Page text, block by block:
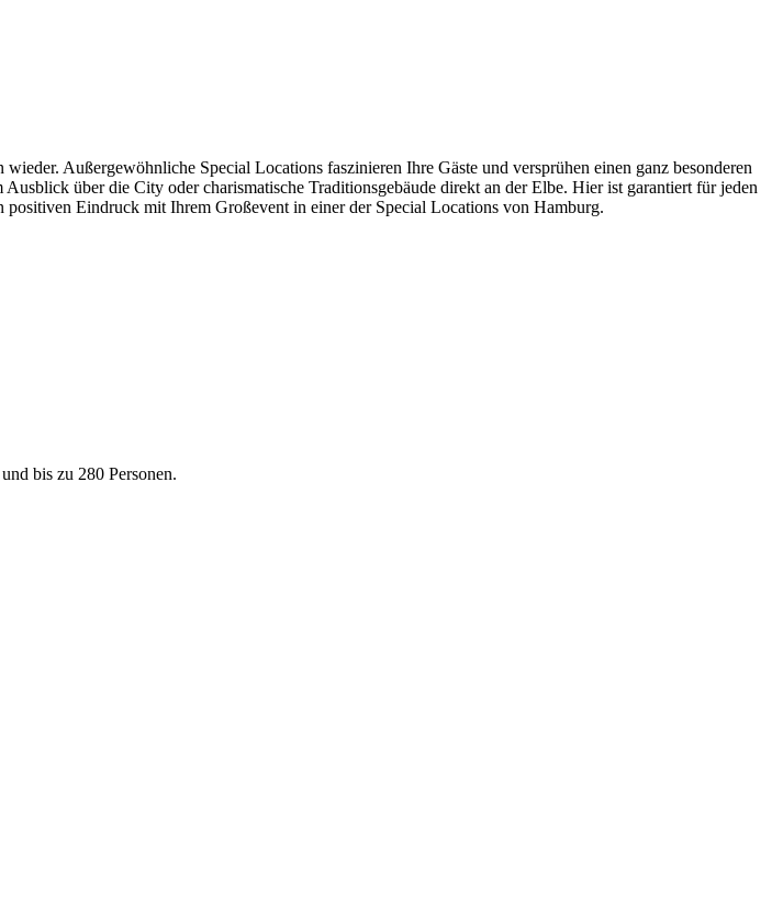
Außergewöhnliche Special Locations faszinieren Ihre Gäste und versprühen einen ganz besonderen
über die City oder charismatische Traditionsgebäude direkt an der Elbe. Hier ist garantiert für jeden
positiven Eindruck mit Ihrem Großevent in einer der Special Locations von Hamburg.
bis zu 280 Personen.